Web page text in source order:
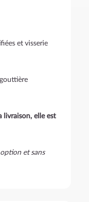
et visserie
livraison, elle est
et sans